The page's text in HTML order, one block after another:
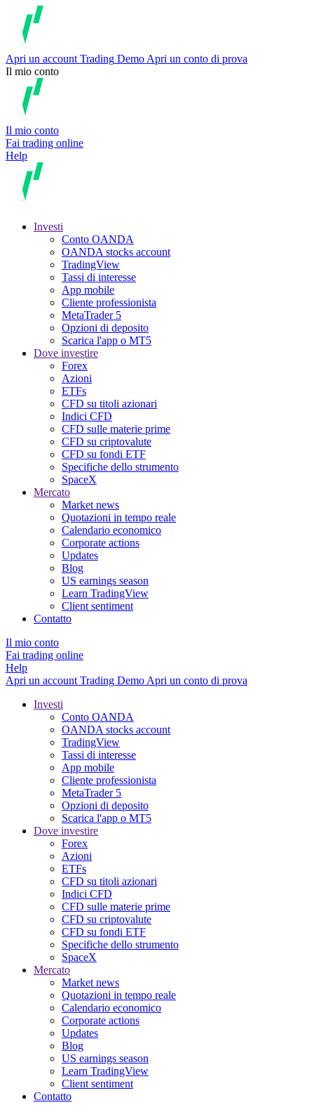
Apri un account Trading Demo Apri un conto di prova
Il mio conto
Il mio conto
Fai trading online
Help
Investi
Conto OANDA
OANDA stocks account
TradingView
Tassi di interesse
App mobile
Cliente professionista
MetaTrader 5
Opzioni di deposito
Scarica l'app o MT5
Dove investire
Forex
Azioni
ETFs
CFD su titoli azionari
Indici CFD
CFD sulle materie prime
CFD su criptovalute
CFD su fondi ETF
Specifiche dello strumento
SpaceX
Mercato
Market news
Quotazioni in tempo reale
Calendario economico
Corporate actions
Updates
Blog
US earnings season
Learn TradingView
Client sentiment
Contatto
Il mio conto
Fai trading online
Help
Apri un account Trading Demo Apri un conto di prova
Investi
Conto OANDA
OANDA stocks account
TradingView
Tassi di interesse
App mobile
Cliente professionista
MetaTrader 5
Opzioni di deposito
Scarica l'app o MT5
Dove investire
Forex
Azioni
ETFs
CFD su titoli azionari
Indici CFD
CFD sulle materie prime
CFD su criptovalute
CFD su fondi ETF
Specifiche dello strumento
SpaceX
Mercato
Market news
Quotazioni in tempo reale
Calendario economico
Corporate actions
Updates
Blog
US earnings season
Learn TradingView
Client sentiment
Contatto